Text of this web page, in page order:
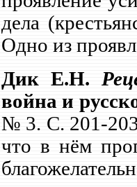
дела
Одно из
Дик Е.Н.
война и
№ 3. С. 201-
что в нём